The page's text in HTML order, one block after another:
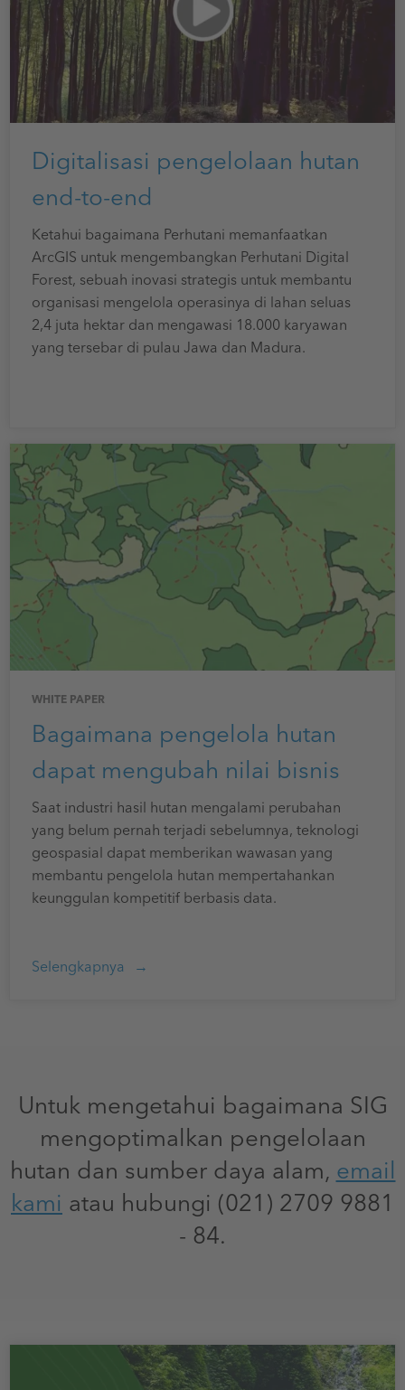
Digitalisasi pengelolaan hutan
end-to-end
Ketahui bagaimana Perhutani memanfaatkan
ArcGIS untuk mengembangkan Perhutani Digital
Forest, sebuah inovasi strategis untuk membantu
organisasi mengelola operasinya di lahan seluas
2,4 juta hektar dan mengawasi 18.000 karyawan
yang tersebar di pulau Jawa dan Madura.
WHITE PAPER
Bagaimana pengelola hutan
dapat mengubah nilai bisnis
Saat industri hasil hutan mengalami perubahan
yang belum pernah terjadi sebelumnya, teknologi
geospasial dapat memberikan wawasan yang
membantu pengelola hutan mempertahankan
keunggulan kompetitif berbasis data.
Selengkapnya
Untuk mengetahui bagaimana SIG
mengoptimalkan pengelolaan
hutan dan sumber daya alam,email
kamiatau hubungi (021) 2709 9881
- 84.